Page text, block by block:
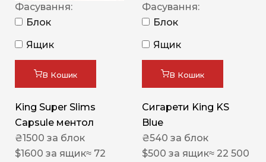
Фасування:
Блок
Ящик
В Кошик
King Super Slims
Capsule ментол
₴1500 за блок
$1600 за ящик≈ 72
Фасування:
Блок
Ящик
В Кошик
Сигарети King KS
Blue
₴540 за блок
$500 за ящик≈ 22 500